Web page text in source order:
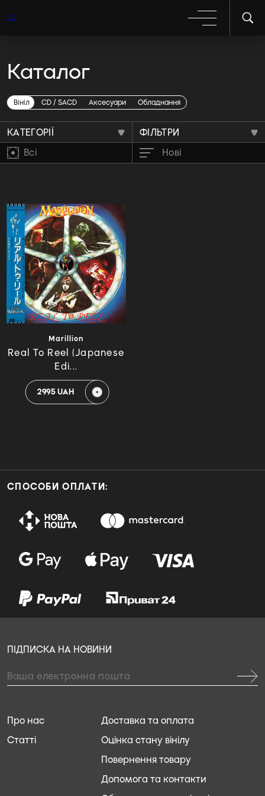
Каталог
Вініл CD / SACD Аксесуари Обладнання
Marillion
КАТЕГОРІЇ
ФІЛЬТРИ
Всі
Нові
Marillion
Real To Reel (Japanese
Edi...
2995 UAH
СПОСОБИ ОПЛАТИ:
Доставка та оплата
Оцінка стану вінілу
Повернення товару
Допомога та контакти
Про нас
Статті
ПІДПИСКА НА НОВИНИ